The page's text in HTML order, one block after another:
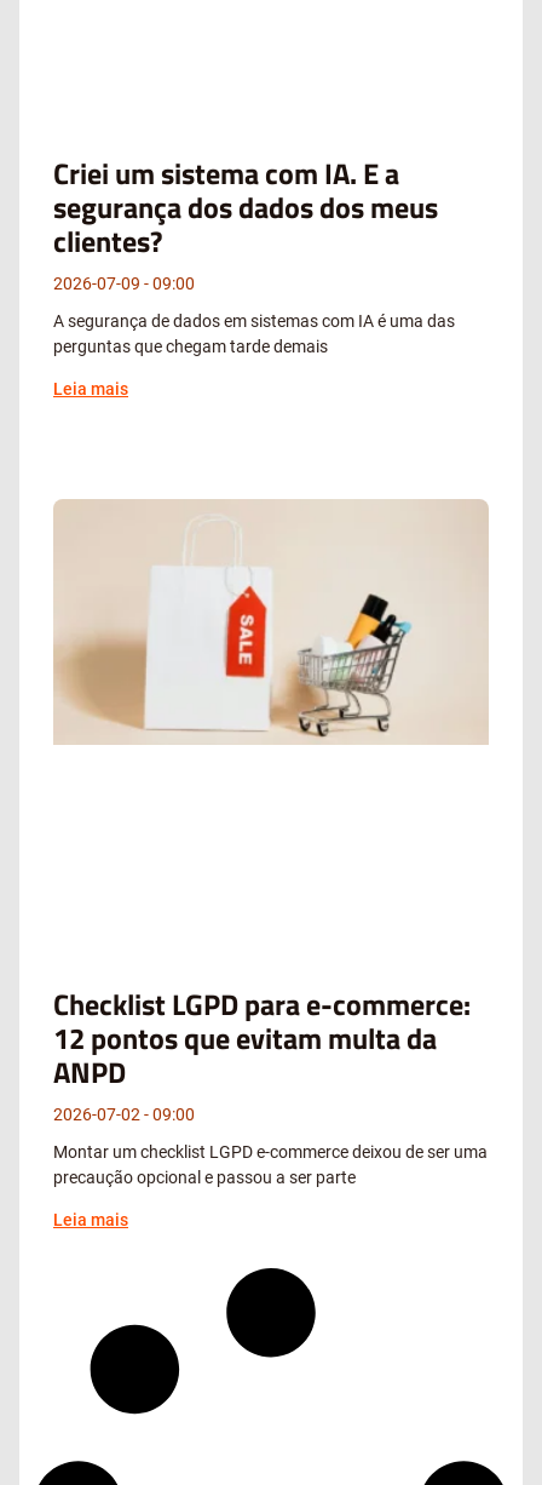
Criei um sistema com IA. E a
segurança dos dados dos meus
clientes?
2026-07-09
09:00
A segurança de dados em sistemas com IA é uma das
perguntas que chegam tarde demais
Leia mais
Checklist LGPD para e-commerce:
12 pontos que evitam multa da
ANPD
2026-07-02
09:00
Montar um checklist LGPD e-commerce deixou de ser uma
precaução opcional e passou a ser parte
Leia mais